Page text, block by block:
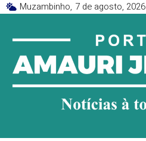
Muzambinho, 7 de agosto, 2026